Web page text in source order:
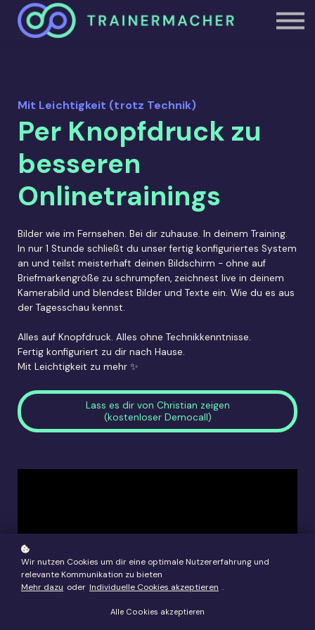
Studioheld.in
Mit Leichtigkeit (trotz Technik)
Per Knopfdruck zu
besseren
Onlinetrainings
Bilder wie im Fernsehen. Bei dir zuhause. In deinem Training.
In nur 1 Stunde schließt du unser fertig konfiguriertes System
an und teilst meisterhaft deinen Bildschirm - ohne auf
Briefmarkengröße zu schrumpfen, zeichnest live in deinem
Kamerabild und blendest Bilder und Texte ein. Wie du es aus
der Tagesschau kennst.
Alles auf Knopfdruck. Alles ohne Technikkenntnisse.
Fertig konfiguriert zu dir nach Hause.
Mit Leichtigkeit zu mehr ✨
Lass es dir von Christian zeigen
(kostenloser Democall)
Wir nutzen Cookies um dir eine optimale Nutzererfahrung und
relevante Kommunikation zu bieten
Mehr dazu oder Individuelle Cookies akzeptieren .
Alle Cookies akzeptieren